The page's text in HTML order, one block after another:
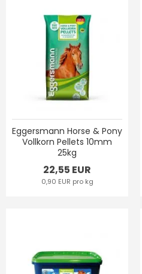
Eggersmann Horse & Pony
Vollkorn Pellets 10mm
25kg
22,55 EUR
0,90 EUR pro kg